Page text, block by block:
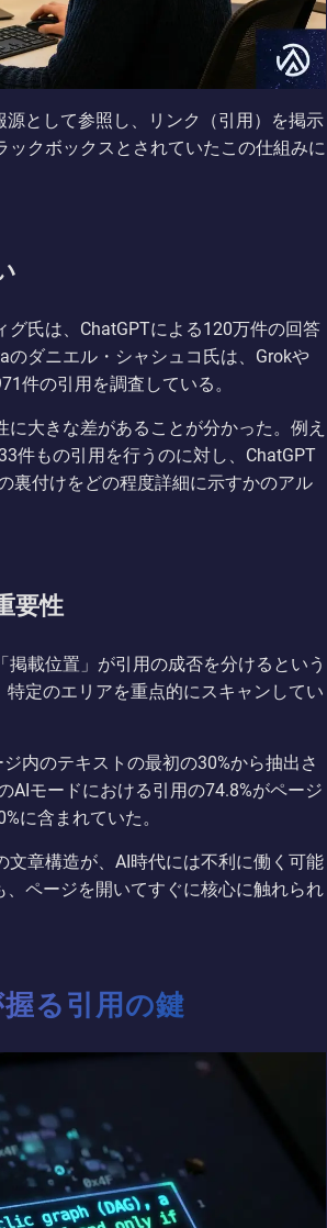
として参照し、リンク（引用）を掲示
クボックスとされていたこの仕組みに
氏は、ChatGPTによる120万件の回答
ダニエル・シャシュコ氏は、Grokや
件の引用を調査している。
大きな差があることが分かった。例え
件もの引用を行うのに対し、ChatGPT
裏付けをどの程度詳細に示すかのアル
要性
載位置」が引用の成否を分けるという
定のエリアを重点的にスキャンしてい
内のテキストの最初の30%から抽出さ
AIモードにおける引用の74.8%がページ
に含まれていた。
章構造が、AI時代には不利に働く可能
ページを開いてすぐに核心に触れられ
る引用の鍵